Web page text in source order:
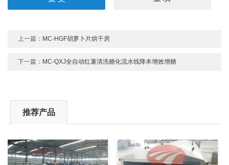
上一篇： MC-HGF胡萝卜片烘干房
下一篇： MC-QXJ全自动红薯清洗糖化流水线降本增效增糖
推荐产品